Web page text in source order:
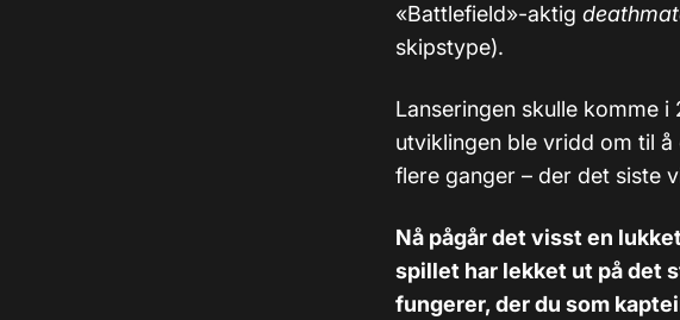
«Battlefield»-aktig
skipstype).
Lanseringen skulle komme
utviklingen ble vridd om til
flere ganger – der det siste
Nå pågår det visst en
spillet har lekket ut på det
fungerer, der du som